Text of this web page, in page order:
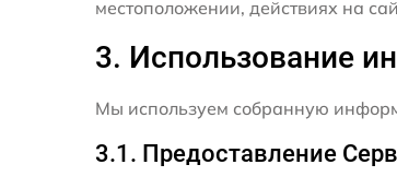
местоположении, действиях на
3. Использование
Мы используем собранную
3.1. Предоставление